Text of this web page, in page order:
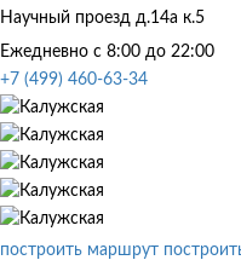
Научный проезд д.14а к.5
Ежедневно с 8:00 до 22:00
+7 (499) 460-63-34
построить маршрут